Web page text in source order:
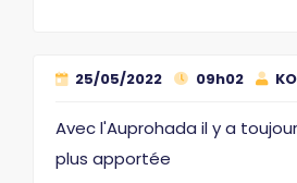
25/05/2022 09h02
Avec l'Auprohada il y a
plus apportée